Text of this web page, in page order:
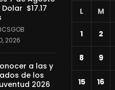
$17.17
2026
a las y
de los
2026
L M
1 2
8 9
15 16